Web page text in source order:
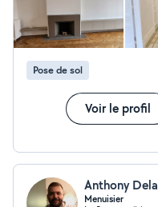
Pose de sol
Voir le profil
Anthony
Menuisier